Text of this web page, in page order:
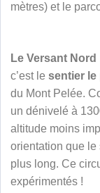
mètres) et le
Le Versant Nord
c’est le sentier le
du Mont Pelée.
un dénivelé à
altitude moins
orientation que le
plus long. Ce
expérimentés !